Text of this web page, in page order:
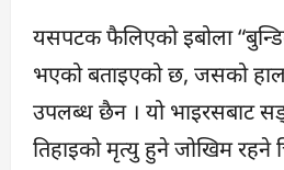
यसपटक फैलिएको इबोला
भएको बताइएको छ, जसको
उपलब्ध छैन । यो भाइरसबाट
तिहाइको मृत्यु हुने जोखिम